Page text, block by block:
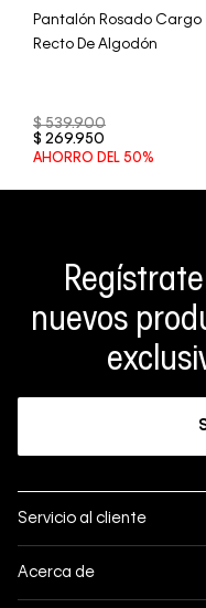
Pantalón Rosado Cargo
Recto De Algodón
$ 539.900
$ 269.950
AHORRO DEL 50%
nuevos
Servicio al cliente
Mis pedidos
Acerca de